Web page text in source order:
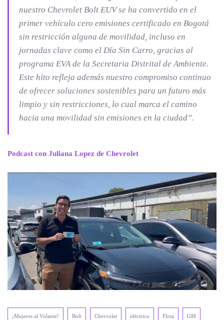
nuestro Chevrolet Bolt EUV se ha convertido en el
primer vehículo cero emisiones certificado en Bogotá
sin restricción alguna de movilidad, incluso en
jornadas clave como el Día Sin Carro, gracias al
programa EVA de la Secretaria Distrital de Ambiente.
Este hito refleja además nuestro compromiso continuo
de ofrecer soluciones sostenibles para un futuro más
limpio y sin restricciones, lo cual marca el camino
hacia una movilidad sin emisiones en la ciudad”.
Podcast con Juliana Lopez de Chevrolet
¡Mujeres al Volante! Bolt Chevrolet eléctrico Flota GM